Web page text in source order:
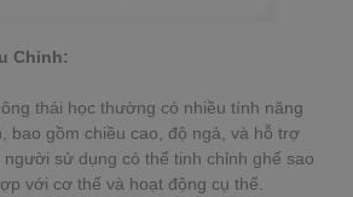
Chỉnh:
thái học thường có nhiều tính năng
bao gồm chiều cao, độ ngả, và hỗ trợ
người sử dụng có thể tinh chỉnh ghế sao
với cơ thể và hoạt động cụ thể.